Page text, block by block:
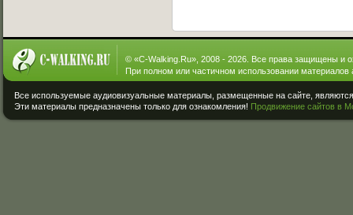
© «C-Walking.Ru», 2008 - 2026. Все права защищены и
При полном или частичном использовании материалов
Все используемые аудиовизуальные материалы, размещенные на сайте,
Эти материалы предназначены только для ознакомления! Продвижение сайтов в